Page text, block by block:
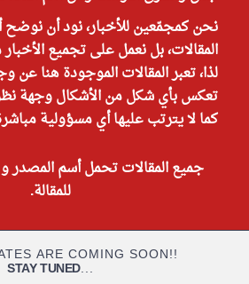
نحن كمجمّعين للأخبار، نود أن نوضح
المقالات، بل نعمل على تجميع
لذا، تعبر المقالات الموجودة هنا عن
تعكس بأي شكل من الأشكال وجهة
كما لا يترتب عليها أي مسؤولية
جميع المقالات تحمل أسم المصدر و
للمقالة.
ARE COMING SOON!!
STAY TUNED...